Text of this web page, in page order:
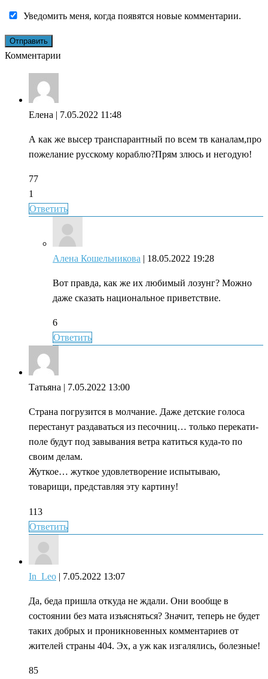
Уведомить меня, когда появятся новые комментарии.
Комментарии
Елена | 7.05.2022 11:48
А как же высер транспарантный по всем тв каналам,про
пожелание русскому кораблю?Прям злюсь и негодую!
77
1
Ответить
Алена Кошельникова | 18.05.2022 19:28
Вот правда, как же их любимый лозунг? Можно
даже сказать национальное приветствие.
6
Ответить
Татьяна | 7.05.2022 13:00
Страна погрузится в молчание. Даже детские голоса
перестанут раздаваться из песочниц… только перекати-
поле будут под завывания ветра катиться куда-то по
своим делам.
Жуткое… жуткое удовлетворение испытываю,
товарищи, представляя эту картину!
113
Ответить
In_Leo | 7.05.2022 13:07
Да, беда пришла откуда не ждали. Они вообще в
состоянии без мата изъясняться? Значит, теперь не будет
таких добрых и проникновенных комментариев от
жителей страны 404. Эх, а уж как изгалялись, болезные!
85